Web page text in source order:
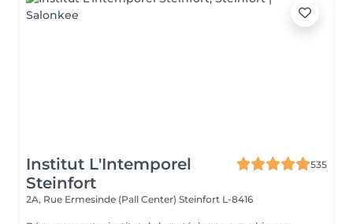
Institut L'Intemporel
Steinfort
535
2A, Rue Ermesinde (Pall Center) Steinfort L-8416